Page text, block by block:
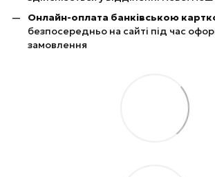
Онлайн-оплата банківською
безпосередньо на сайті під час
замовлення